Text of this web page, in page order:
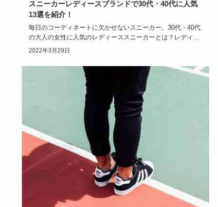
スニーカーレディースブランドで30代・40代に人気
13選を紹介！
毎日のコーディネートに欠かせないスニーカー。30代・40代
の大人の女性に人気のレディーススニーカーとは？レディー
ススニーカ…
2022年3月29日